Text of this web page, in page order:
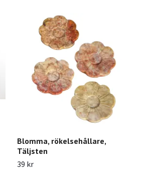
Blomma, rökelsehållare,
Täljsten
39 kr